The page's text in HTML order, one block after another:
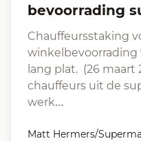
bevoorrading
Chauffeursstaking
winkelbevoorrading
lang plat. (26 maart
chauffeurs uit de
werk…
Matt Hermers/